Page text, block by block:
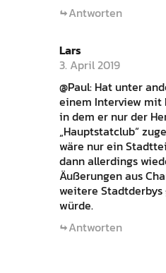
Antworten
Lars
3. April 2019
@Paul: Hat unter
einem Interview mit
in dem er nur der
„Hauptstatclub“
wäre nur ein
dann allerdings
Äußerungen aus
weitere Stadtderbys
würde.
Antworten